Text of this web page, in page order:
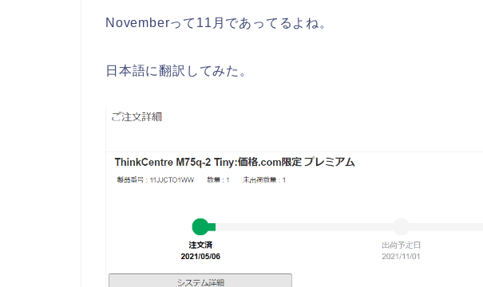
Novemberって11月であってるよね。
日本語に翻訳してみた。